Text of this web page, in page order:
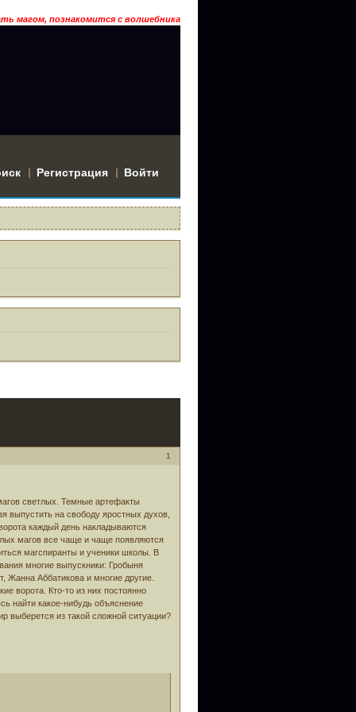
познакомится с волшебниками и быть втянутым в историю? Тогда
Регистрация Войти
1
светлых. Темные артефакты
выпустить на свободу яростных духов,
каждый день накладываются
магов все чаще и чаще появляются
магспиранты и ученики школы. В
многие выпускники: Гробыня
Жанна Аббатикова и многие другие.
ворота. Кто-то из них постоянно
найти какое-нибудь объяснение
выберется из такой сложной ситуации?